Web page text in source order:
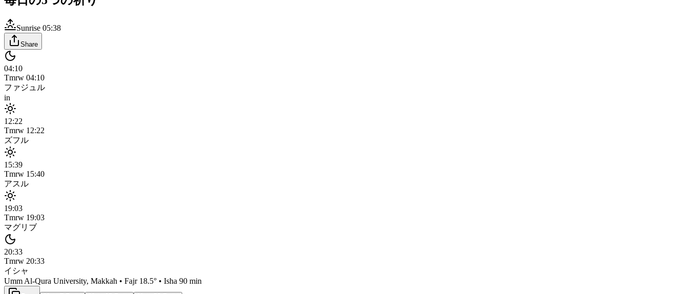
Sunrise 05:38
Share
04:10
Tmrw 04:10
ファジュル
in
12:22
Tmrw 12:22
ズフル
15:39
Tmrw 15:40
アスル
19:03
Tmrw 19:03
マグリブ
20:33
Tmrw 20:33
イシャ
Umm Al-Qura University, Makkah • Fajr 18.5° • Isha 90 min